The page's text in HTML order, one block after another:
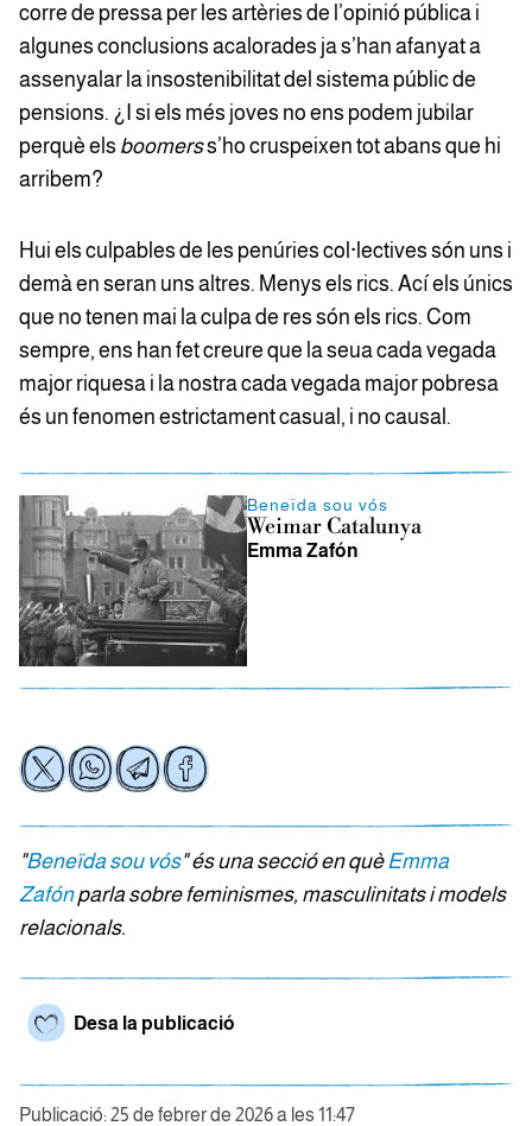
corre de pressa per les artèries de l’opinió pública i
algunes conclusions acalorades ja s’han afanyat a
assenyalar la insostenibilitat del sistema públic de
pensions. ¿I si els més joves no ens podem jubilar
perquè els boomerss’ho cruspeixen tot abans que hi
arribem?
Hui els culpables de les penúries col·lectives són uns i
demà en seran uns altres. Menys els rics. Ací els únics
que no tenen mai la culpa de res són els rics. Com
sempre, ens han fet creure que la seua cada vegada
major riquesa i la nostra cada vegada major pobresa
és un fenomen estrictament casual, i no causal.
Beneïda sou vós
Weimar Catalunya
Emma Zafón
"Beneïda sou vós" és una secció en quèEmma
Zafónparla sobre feminismes, masculinitats i models
relacionals.
Desa la publicació
Publicació: 25 de febrer de 2026 a les 11:47